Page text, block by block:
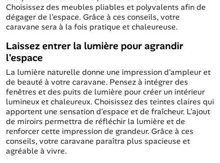
Choisissez des meubles pliables et polyvalents afin de
dégager de l'espace. Grâce à ces conseils, votre
caravane sera à la fois pratique et chaleureuse.
Laissez entrer la lumière pour agrandir
l'espace
La lumière naturelle donne une impression d'ampleur et
de beauté à votre caravane. Pensez à intégrer des
fenêtres et des puits de lumière pour créer un intérieur
lumineux et chaleureux. Choisissez des teintes claires qui
apportent une sensation d'espace et de fraîcheur. L'ajout
de miroirs permettra de réfléchir la lumière et de
renforcer cette impression de grandeur. Grâce à ces
conseils, votre caravane paraîtra plus spacieuse et
agréable à vivre.